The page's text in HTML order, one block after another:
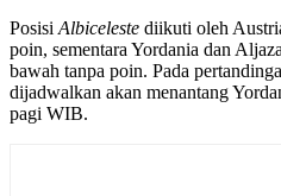
PosisiAlbiceleste diikuti oleh
poin, sementara Yordania dan
bawah tanpa poin. Pada
dijadwalkan akan menantang
pagi WIB.